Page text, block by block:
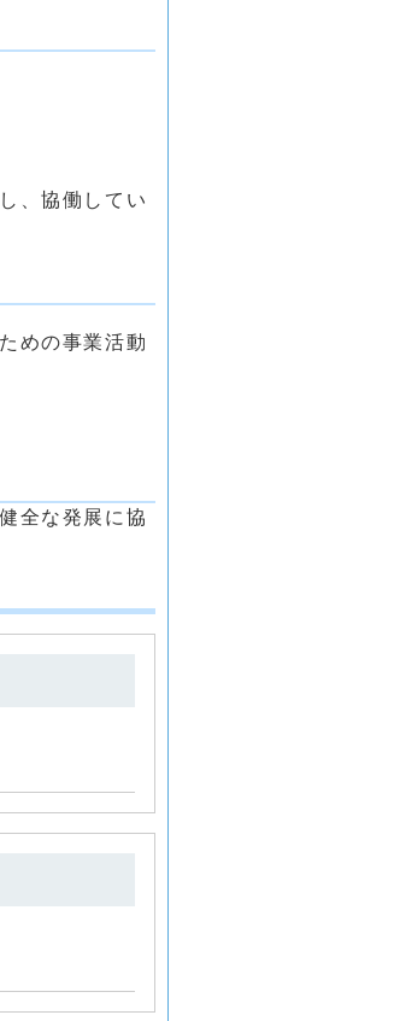
、協働してい
めの事業活動
全な発展に協